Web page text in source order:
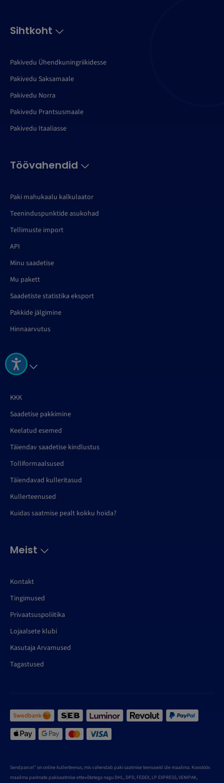
Sihtkoht
Pakivedu Ühendkuningriikidesse
Pakivedu Saksamaale
Pakivedu Norra
Pakivedu Prantsusmaale
Pakivedu Itaaliasse
Töövahendid
Paki mahukaalu kalkulaator
Teeninduspunktide asukohad
Tellimuste import
API
Minu saadetise
Mu pakett
Saadetiste statistika eksport
Pakkide jälgimine
Hinnaarvutus
Abi
KKK
Saadetise pakkimine
Keelatud esemed
Täiendav saadetise kindlustus
Tolliformaalsused
Täiendavad kulleritasud
Kullerteenused
Kuidas saatmise pealt kokku hoida?
Meist
Kontakt
Tingimused
Privaatsuspoliitika
Lojaalsete klubi
Kasutaja Arvamused
Tagastused
Sendparcel" on online kullerteenus, mis vahendab paki saatmise teenuseid üle maailma. Koostöös
maailma parimate pakisaatmise ettevõtetega nagu DHL, DPD, FEDEX, LP EXPRESS, VENIPAK,